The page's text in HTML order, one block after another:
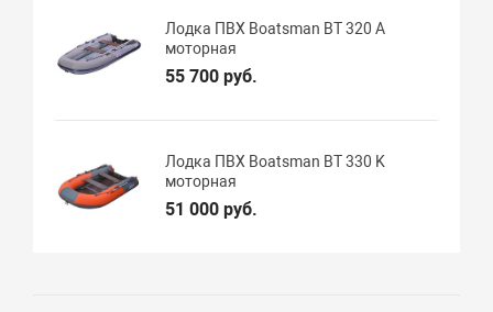
Лодка ПВХ Boatsman BT 320 A
моторная
55 700 руб.
Лодка ПВХ Boatsman BT 330 K
моторная
51 000 руб.